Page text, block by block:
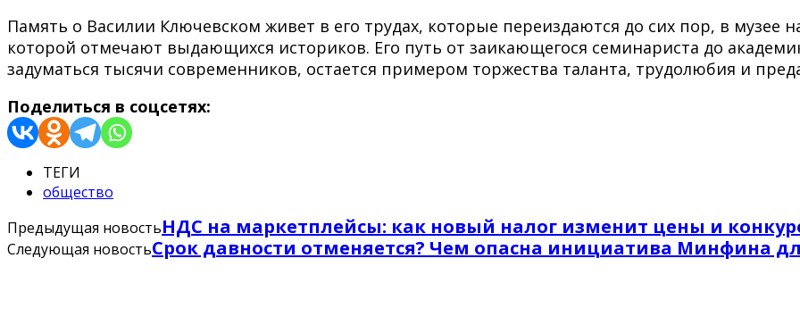
Память о Василии Ключевском живет в его трудах, которые переиздаются до сих пор, в музее
которой отмечают выдающихся историков. Его путь от заикающегося семинариста до
задуматься тысячи современников, остается примером торжества таланта, трудолюбия и
Поделиться в соцсетях:
ТЕГИ
общество
Предыдущая новостьНДС на маркетплейсы: как новый налог изменит цены и
Следующая новостьСрок давности отменяется? Чем опасна инициатива Минфина